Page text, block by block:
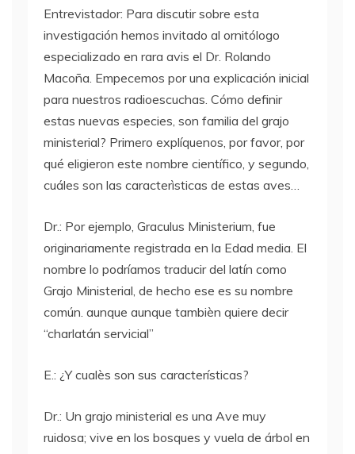
Entrevistador: Para discutir sobre esta
investigación hemos invitado al ornitólogo
especializado en rara avis el Dr. Rolando
Macoña. Empecemos por una explicación inicial
para nuestros radioescuchas. Cómo definir
estas nuevas especies, son familia del grajo
ministerial? Primero explíquenos, por favor, por
qué eligieron este nombre científico, y segundo,
cuáles son las caracterìsticas de estas aves…
Dr.: Por ejemplo, Graculus Ministerium, fue
originariamente registrada en la Edad media. El
nombre lo podríamos traducir del latín como
Grajo Ministerial, de hecho ese es su nombre
común. aunque aunque tambièn quiere decir
“charlatán servicial”
E.: ¿Y cualès son sus características?
Dr.: Un grajo ministerial es una Ave muy
ruidosa; vive en los bosques y vuela de árbol en